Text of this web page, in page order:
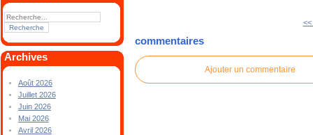
Archives
Août 2026
Juillet 2026
Juin 2026
Mai 2026
Avril 2026
commentaires
Ajouter un commentaire